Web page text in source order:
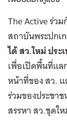
The Active ร่ว
สถาบันพระปกเ
ได้ สว.ใหม่ ประ
เพื่อเปิดพื้นที่แล
หน้าที่ของ สว.
ร่วมของประชา
สรรหา สว.ชุดใ